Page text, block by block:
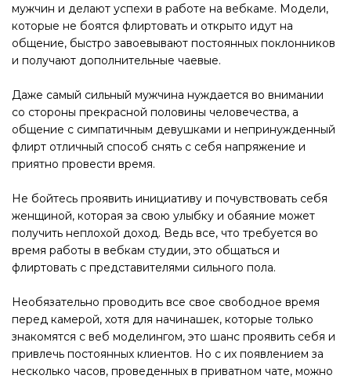
мужчин и делают успехи в работе на вебкаме. Модели,
которые не боятся флиртовать и открыто идут на
общение, быстро завоевывают постоянных поклонников
и получают дополнительные чаевые.
Даже самый сильный мужчина нуждается во внимании
со стороны прекрасной половины человечества, а
общение с симпатичным девушками и непринужденный
флирт отличный способ снять с себя напряжение и
приятно провести время.
Не бойтесь проявить инициативу и почувствовать себя
женщиной, которая за свою улыбку и обаяние может
получить неплохой доход. Ведь все, что требуется во
время работы в вебкам студии, это общаться и
флиртовать с представителями сильного пола.
Необязательно проводить все свое свободное время
перед камерой, хотя для начинашек, которые только
знакомятся с веб моделингом, это шанс проявить себя и
привлечь постоянных клиентов. Но с их появлением за
несколько часов, проведенных в приватном чате, можно